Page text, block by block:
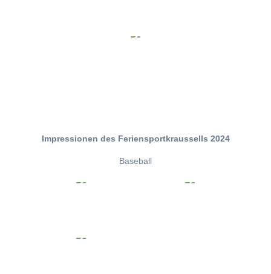
Impressionen des Feriensportkraussells 2024
Baseball